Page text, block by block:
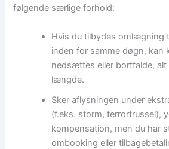
følgende særlige forhold:
Hvis du tilbydes omlægning
inden for samme døgn, kan
nedsættes eller bortfalde,
længde.
Sker aflysningen under
(f.eks. storm, terrortrussel),
kompensation, men du har
ombooking eller